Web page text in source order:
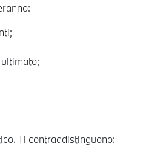
Ti contraddistinguono: